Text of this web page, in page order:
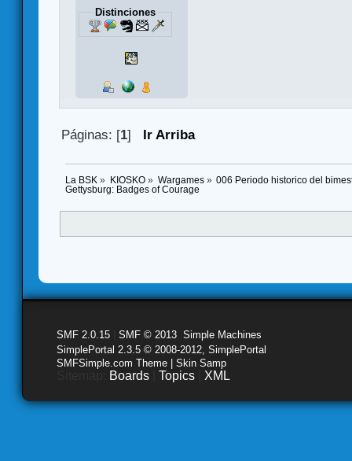
Distinciones
Páginas: [1] Ir Arriba
La BSK » KIOSKO» Wargames» 006 Periodo historico del
Gettysburg: Badges of Courage
SMF 2.0.15 SMF © 2013 Simple Machines
SimplePortal 2.3.5 © 2008-2012, SimplePortal
SMFSimple.com Theme | Skin Samp
Boards Topics XML